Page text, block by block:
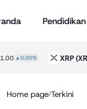
Pendidikan
▲0.00% XRP
Home page/Terkini